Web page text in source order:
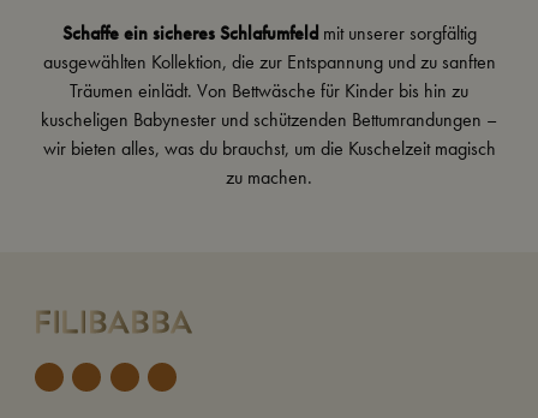
Schaffe ein sicheres Schlafumfeldmit unserer sorgfältig
ausgewählten Kollektion, die zur Entspannung und zu sanften
Träumen einlädt. Von Bettwäsche für Kinder bis hin zu
kuscheligen Babynester und schützenden Bettumrandungen –
wir bieten alles, was du brauchst, um die Kuschelzeit magisch
zu machen.